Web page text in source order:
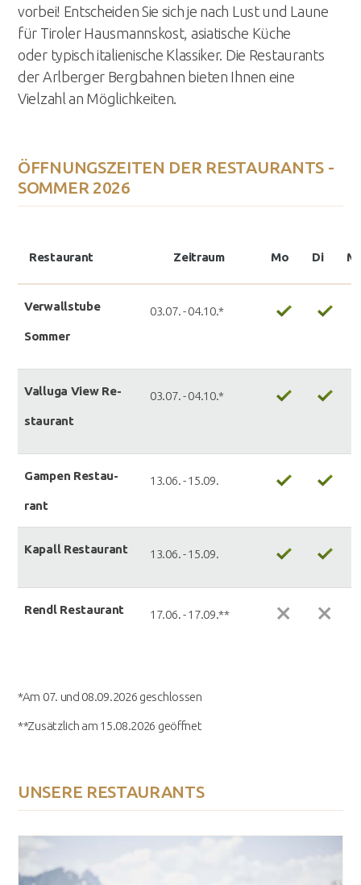
vorbei! Entscheiden Sie sich je nach Lust und Laune
für Tiroler Hausmannskost, asiatische Küche
oder typisch italienische Klassiker. Die Restaurants
der Arlberger Bergbahnen bieten Ihnen eine
Vielzahl an Möglichkeiten.
ÖFFNUNGSZEITEN DER RESTAURANTS -
SOMMER 2026
Re­stau­rant Zeit­raum Mo Di Mi
Ver­wall­stu­be
Som­mer
03.07. - 04.10.*
Val­lu­ga View Re­
stau­rant
03.07. - 04.10.*
Gam­pen Re­stau­
rant
13.06. - 15.09.
Ka­pall Re­stau­rant 13.06. - 15.09.
Rendl Re­stau­rant 17.06. - 17.09.**
*Am 07. und 08.09.2026 geschlossen
**Zusätzlich am 15.08.2026 geöffnet
UNSERE RESTAURANTS